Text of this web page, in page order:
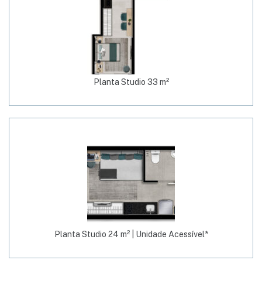
Planta Studio 33 m²
Planta Studio 24 m² | Unidade Acessível*